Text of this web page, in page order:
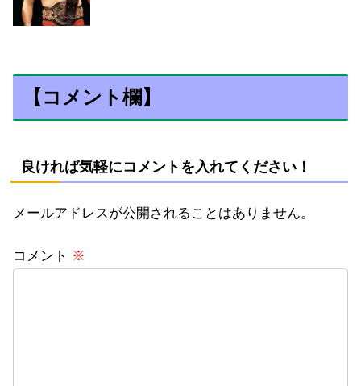
【コメント欄】
良ければ気軽にコメントを入れてください！
メールアドレスが公開されることはありません。
コメント ※